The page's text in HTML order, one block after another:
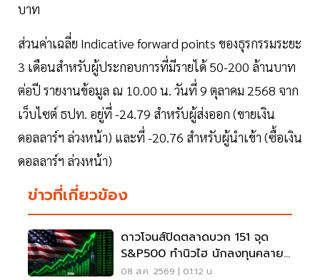
บาท
ส่วนค่าเฉลี่ย Indicative forward points ของธุรกรรมระยะ
3 เดือนสำหรับผู้ประกอบการที่มีรายได้ 50-200 ล้านบาท
ต่อปี รายงานข้อมูล ณ 10.00 น. วันที่ 9 ตุลาคม 2568 จาก
เว็บไซต์ ธปท. อยู่ที่ -24.79 สำหรับผู้ส่งออก (ขายเงิน
ดอลลาร์ฯ ล่วงหน้า) และที่ -20.76 สำหรับผู้นำเข้า (ซื้อเงิน
ดอลลาร์ฯ ล่วงหน้า)
ข่าวที่เกี่ยวข้อง
ดาวโจนส์ปิดตลาดบวก 151 จุด
S&P500 ทำนิวไฮ นักลงทุนคลาย
กังวลเฟดขึ้นดอกเบี้ย
08 ส.ค. 2569 | 01:12 น.